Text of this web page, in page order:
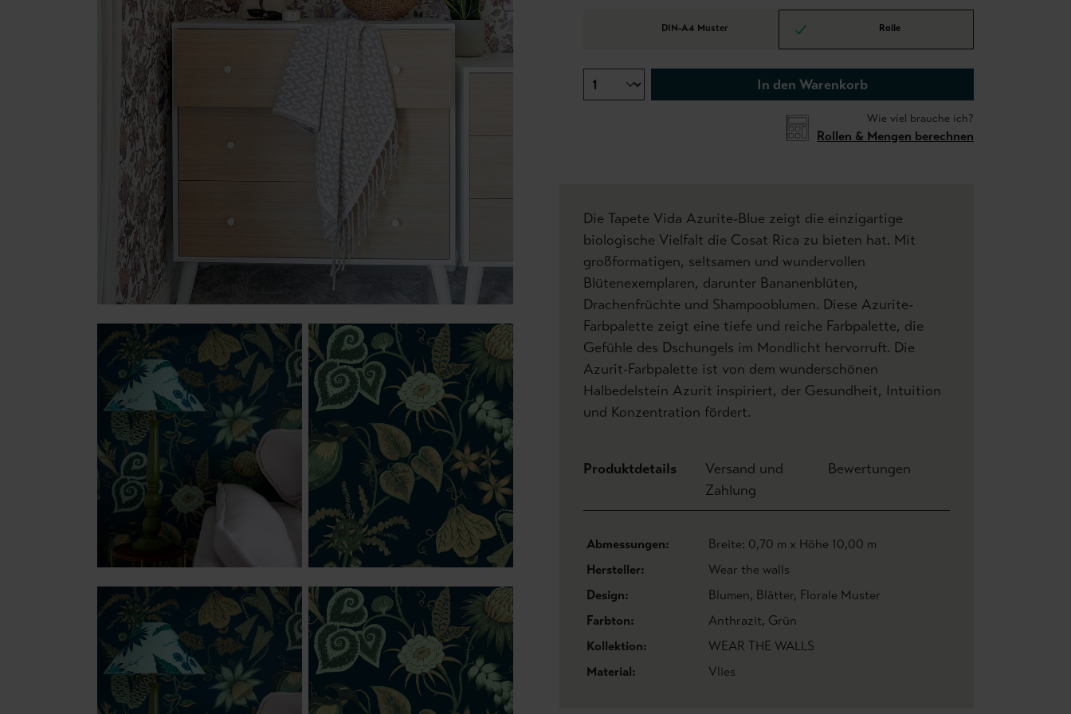
DIN-A4 Muster Rolle
In den Warenkorb
Wie viel brauche ich?
Rollen & Mengen berechnen
Die Tapete Vida Azurite-Blue zeigt die einzigartige
biologische Vielfalt die Cosat Rica zu bieten hat. Mit
großformatigen, seltsamen und wundervollen
Blütenexemplaren, darunter Bananenblüten,
Drachenfrüchte und Shampooblumen. Diese Azurite-
Farbpalette zeigt eine tiefe und reiche Farbpalette, die
Gefühle des Dschungels im Mondlicht hervorruft. Die
Azurit-Farbpalette ist von dem wunderschönen
Halbedelstein Azurit inspiriert, der Gesundheit, Intuition
und Konzentration fördert.
Produktdetails
Versand und
Zahlung
Bewertungen
Abmessungen:
Breite: 0,70 m x Höhe 10,00 m
Hersteller:
Wear the walls
Design:
Blumen, Blätter, Florale Muster
Farbton:
Anthrazit, Grün
Kollektion:
WEAR THE WALLS
Material:
Vlies